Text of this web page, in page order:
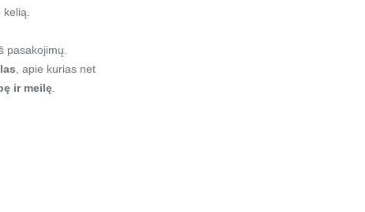
pasakojimų.
, apie kurias net
ir meilę